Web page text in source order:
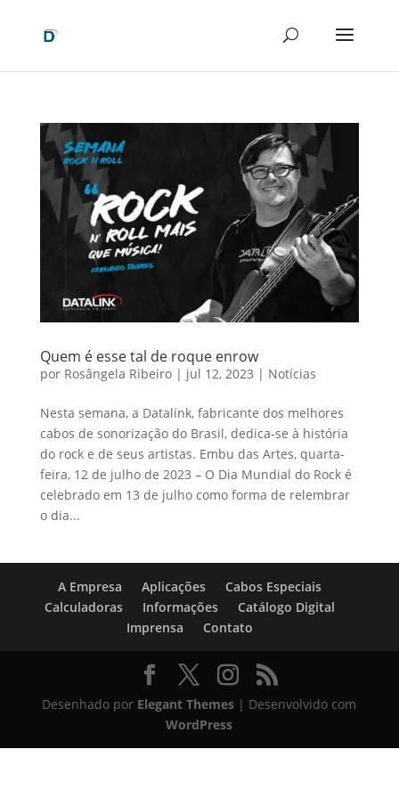
Quem é esse tal de roque enrow
por Rosângela Ribeiro| jul 12, 2023 | Notícias
Nesta semana, a Datalink, fabricante dos melhores
cabos de sonorização do Brasil, dedica-se à história
do rock e de seus artistas. Embu das Artes, quarta-
feira, 12 de julho de 2023 – O Dia Mundial do Rock é
celebrado em 13 de julho como forma de relembrar
o dia...
A Empresa Aplicações
Cabos Especiais
Calculadoras
Informações
Catálogo Digital
Imprensa
Contato
Desenhado por Elegant Themes | Desenvolvido com
WordPress